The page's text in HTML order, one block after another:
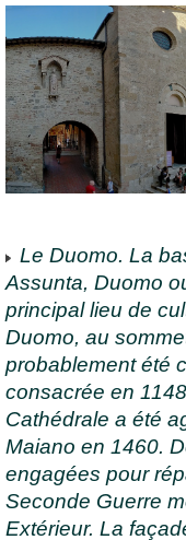
Le Duomo. La
Assunta, Duomo
principal lieu de
Duomo, au
probablement été
consacrée en
Cathédrale a été
Maiano en 1460.
engagées pour
Seconde Guerre
Extérieur. La